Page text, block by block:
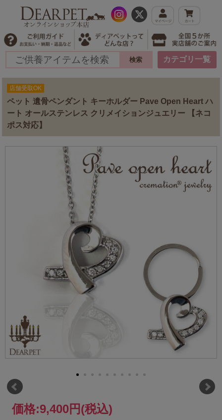
カテゴリ一覧
店舗受取OK
ペット 遺骨ペンダント キーホルダー Pave Open Heart ハ
ート オールステンレス クリメイションジュエリー 【ネコ
ポス対応】
価格:9,400円(税込)